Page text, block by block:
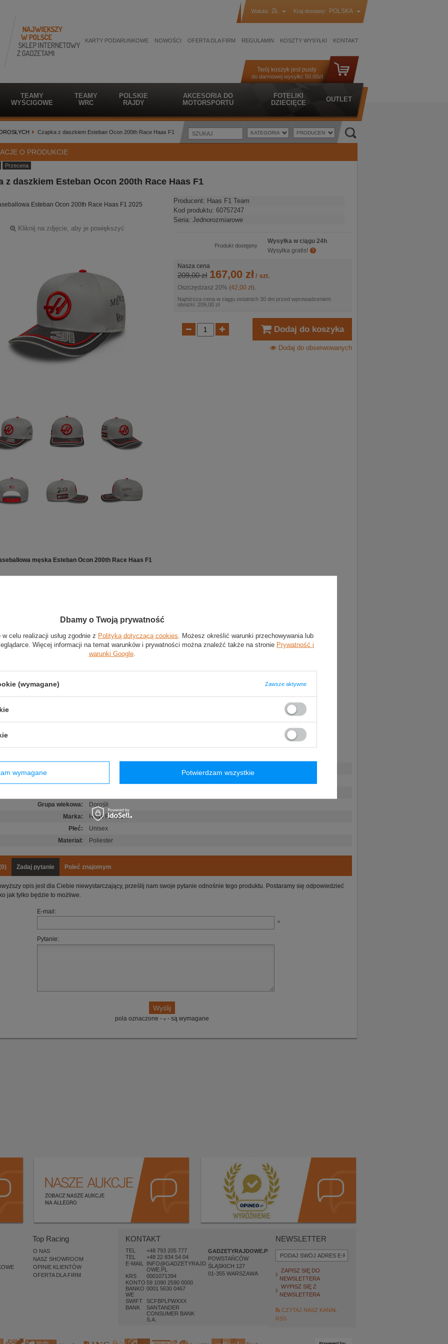
Waluta: ZŁ Kraj dostawy: POLSKA
KARTY PODARUNKOWE NOWOŚCI OFERTA DLA FIRM REGULAMIN KOSZTY WYSYŁKI KONTAKT
Twój koszyk jest pusty
do darmowej wysyłki: 50.00zł
TEAMY
WYŚCIGOWE
TEAMY
WRC
POLSKIE
RAJDY
AKCESORIA DO
MOTORSPORTU
FOTELIKI
DZIECIĘCE
OUTLET
Czapka z daszkiem Esteban Ocon 200th Race Haas F1
O PRODUKCIE
Przecena
z daszkiem Esteban Ocon 200th Race Haas F1
Esteban Ocon 200th Race Haas F1 2025
Kliknij na zdjęcie, aby je powiększyć
Producent: Haas F1 Team
Kod produktu: 60757247
Seria: Jednorozmiarowe
Produkt dostępny
Wysyłka w ciągu 24h
Wysyłka gratis!
Nasza cena
209,00 zł 167,00 zł/ szt.
Oszczędzasz 20% (42,00 zł).
Najniższa cena w ciągu ostatnich 30 dni przed wprowadzeniem
obniżki: 209,00 zł
Dodaj do koszyka
Dodaj do obserwowanych
męska Esteban Ocon 200th Race Haas F1
z nowej kolekcji zespołu Haas F1 Team
z wysokiej jakości poliestru dla fanów Estebana Ocona
nadrukowana liczba 200
Grupa wiekowa:
Dorośli
Marka:
Haas F1 Team
Płeć:
Unisex
Materiał: Poliester
Zadaj pytanie Poleć znajomym
opis jest dla Ciebie niewystarczający, prześlij nam swoje pytanie odnośnie tego produktu. Postaramy się odpowiedzieć
jak tylko będzie to możliwe.
E-mail:
Pytanie:
pola oznaczone - - są wymagane
Top Racing
O NAS
NASZ SHOWROOM
OPINIE KLIENTÓW
OFERTA DLA FIRM
KONTAKT
TEL
+48 793 205 777
TEL
+48 22 834 54 04
E-MAIL
INFO@GADZETYRAJD
OWE.PL
KRS
0001071394
KONTO
BANKO
WE
59 1090 2590 0000
0001 5630 0467
SWIFT
SCFBPLPWXXX
BANK
SANTANDER
CONSUMER BANK
S.A.
GADZETYRAJDOWE.PL
POWSTAŃCÓW
ŚLĄSKICH 127
01-355 WARSZAWA
NEWSLETTER
ZAPISZ SIĘ DO
NEWSLETTERA
WYPISZ SIĘ Z
NEWSLETTERA
CZYTAJ NASZ KANAŁ
RSS
Dbamy o Twoją prywatność
celu realizacji usług zgodnie z Polityką dotyczącą cookies . Możesz określić warunki przechowywania lub
Więcej informacji na temat warunków i prywatności można znaleźć także na stronie Prywatność i
warunki Google.
(wymagane) Zawsze aktywne
wymagane Potwierdzam wszystkie